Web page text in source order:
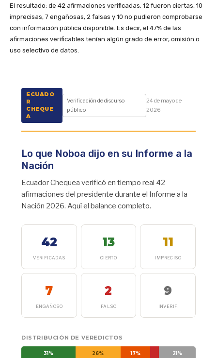
El resultado: de 42 afirmaciones verificadas, 12 fueron ciertas, 10
imprecisas, 7 engañosas, 2 falsas y 10 no pudieron comprobarse
con información pública disponible. Es decir, el 47% de las
afirmaciones verificables tenían algún grado de error, omisión o
uso selectivo de datos.
ECUADO
R
CHEQUE
A
Verificación de discurso
público
24 de mayo de
2026
Lo que Noboa dijo en su Informe a la
Nación
Ecuador Chequea verificó en tiempo real 42
afirmaciones del presidente durante el Informe a la
Nación 2026. Aquí el balance completo.
42
VERIFICADAS
13
CIERTO
11
IMPRECISO
7
ENGAÑOSO
2
FALSO
9
INVERIF.
DISTRIBUCIÓN DE VEREDICTOS
31% 26% 17% 21%